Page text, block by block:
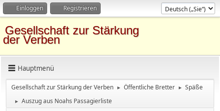
Einloggen Registrieren
Gesellschaft zur Stärkung
der Verben
Hauptmenü
Gesellschaft zur Stärkung der Verben ► Öffentliche Bretter ► Späße
► Auszug aus Noahs Passagierliste